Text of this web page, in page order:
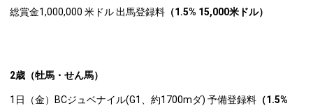
総賞金1,000,000 米ドル 出馬登録料 （1.5% 15,000米ドル）
2歳（牡馬・せん馬）
1日（金）BCジュベナイル(G1、約1700mダ) 予備登録料 （1.5%